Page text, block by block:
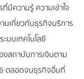
ความรู้ ความเข้าใจ
นเกี่ยวกับธุรกิจบริการ
บบเทคโนโลยี
สถาบันการเงินตาม
ตลอดจนธุรกิจอื่นที่